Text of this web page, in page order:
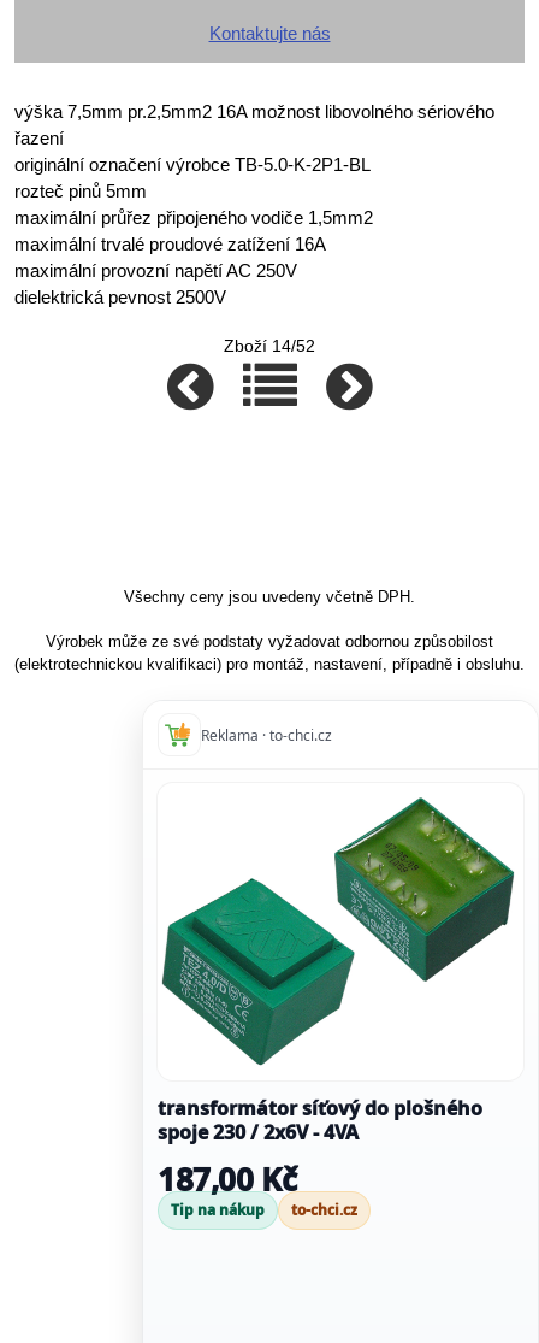
Kontaktujte nás
výška 7,5mm pr.2,5mm2 16A možnost libovolného sériového
řazení
originální označení výrobce TB-5.0-K-2P1-BL
rozteč pinů 5mm
maximální průřez připojeného vodiče 1,5mm2
maximální trvalé proudové zatížení 16A
maximální provozní napětí AC 250V
dielektrická pevnost 2500V
Zboží 14/52
Všechny ceny jsou uvedeny včetně DPH.
Výrobek může ze své podstaty vyžadovat odbornou způsobilost
(elektrotechnickou kvalifikaci) pro montáž, nastavení, případně i obsluhu.
Reklama · to-chci.cz
transformátor síťový do plošného
spoje 230 / 2x6V - 4VA
187,00 Kč
Tip na nákup to-chci.cz